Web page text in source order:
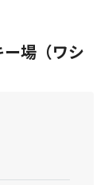
場（ワシ